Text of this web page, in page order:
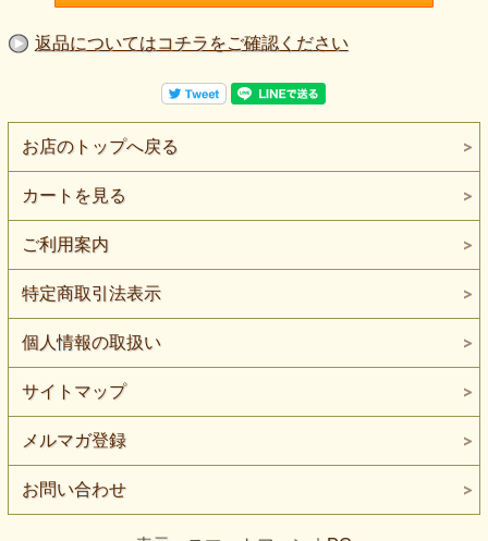
返品についてはコチラをご確認ください
お店のトップへ戻る
カートを見る
ご利用案内
特定商取引法表示
個人情報の取扱い
サイトマップ
メルマガ登録
お問い合わせ